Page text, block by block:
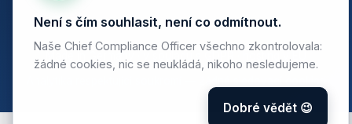
Není s čím souhlasit, není co odmítnout.
Naše Chief Compliance Officer všechno zkontrolovala:
žádné cookies, nic se neukládá, nikoho nesledujeme.
Dobré vědět 😉
© 2026 Onstruc
Made in Germany · v souladu s GDPR · hosting v EU